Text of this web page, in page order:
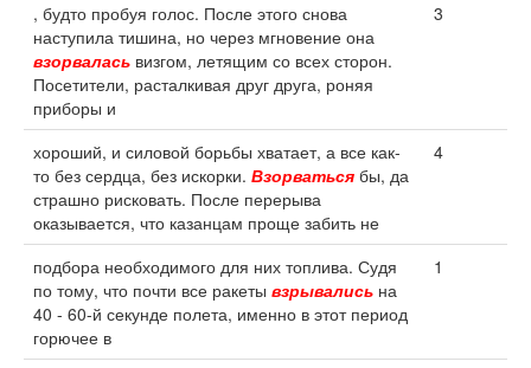
, будто пробуя голос. После этого снова
наступила тишина, но через мгновение она
взорвалась визгом, летящим со всех сторон.
Посетители, расталкивая друг друга, роняя
приборы и
3
хороший, и силовой борьбы хватает, а все как-
то без сердца, без искорки. Взорваться бы, да
страшно рисковать. После перерыва
оказывается, что казанцам проще забить не
4
подбора необходимого для них топлива. Судя
по тому, что почти все ракеты взрывались на
40 - 60-й секунде полета, именно в этот период
горючее в
1